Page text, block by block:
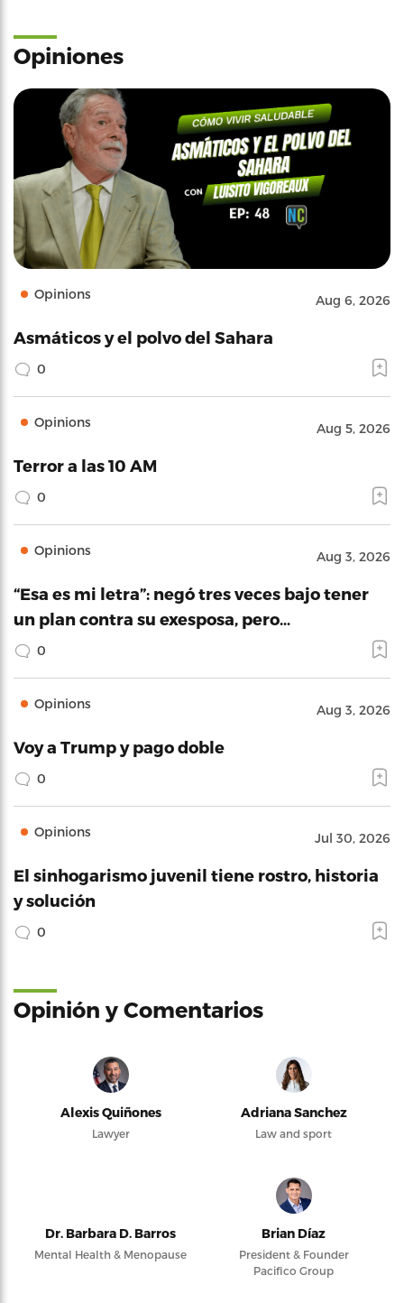
Opiniones
Opinions Aug 6, 2026
Asmáticos y el polvo del Sahara
0
Opinions Aug 5, 2026
Terror a las 10 AM
0
Opinions Aug 3, 2026
“Esa es mi letra”: negó tres veces bajo tener
un plan contra su exesposa, pero…
0
Opinions Aug 3, 2026
Voy a Trump y pago doble
0
Opinions Jul 30, 2026
El sinhogarismo juvenil tiene rostro, historia
y solución
0
Opinión y Comentarios
Alexis Quiñones
Lawyer
Adriana Sanchez
Law and sport
Dr. Barbara D. Barros
Mental Health & Menopause
Brian Díaz
President & Founder
Pacifico Group